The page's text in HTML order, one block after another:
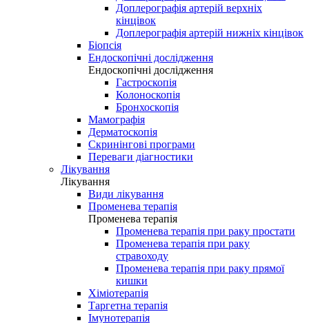
Доплерографія артерій верхніх
кінцівок
Доплерографія артерій нижніх кінцівок
Біопсія
Ендоскопічні дослідження
Ендоскопічні дослідження
Гастроскопія
Колоноскопія
Бронхоскопія
Мамографія
Дерматоскопія
Скринінгові програми
Переваги діагностики
Лікування
Лікування
Види лікування
Променева терапія
Променева терапія
Променева терапія при раку простати
Променева терапія при раку
стравоходу
Променева терапія при раку прямої
кишки
Хіміотерапія
Таргетна терапія
Імунотерапія